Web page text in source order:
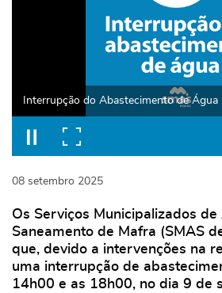
Interrupção do Abastecimento de Água
08 setembro 2025
Os Serviços Municipalizados de
Saneamento de Mafra (SMAS
que, devido a intervenções na
uma interrupção de
14h00 e as 18h00, no dia 9 de